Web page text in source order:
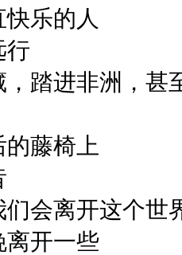
乐的人
行
踏进非洲，甚
藤椅上
会离开这个世
离开一些